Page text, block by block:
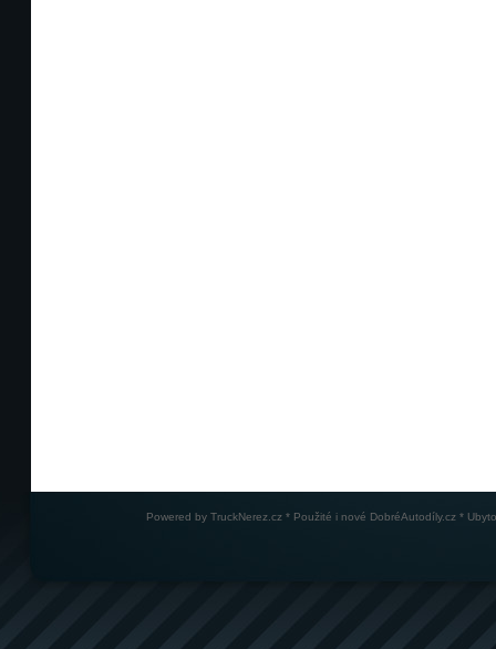
Powered by TruckNerez.cz* Použité i nové DobréAutodíly.cz*